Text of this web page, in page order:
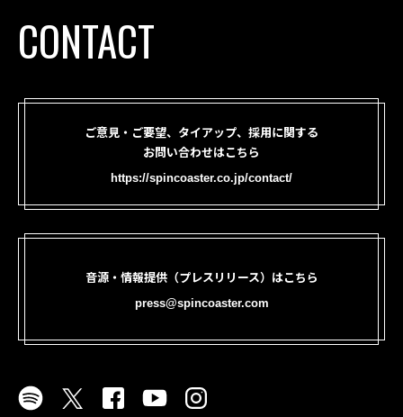
CONTACT
ご意見・ご要望、タイアップ、採用に関する
お問い合わせはこちら
https://spincoaster.co.jp/contact/
音源・情報提供（プレスリリース）はこちら
press@spincoaster.com